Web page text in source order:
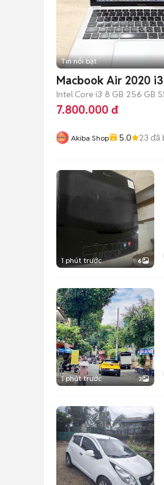
Tin nổi bật
Macbook Air 2020
Intel Core i3 8 GB 256 GB
7.800.000 đ
Akiba Shop 5.0 23 đã
1 phút trước 6
1 phút trước 3